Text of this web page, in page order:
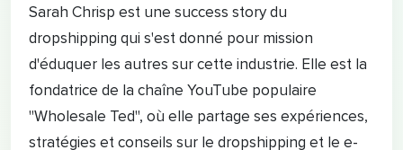
Sarah Chrisp est une success story du
dropshipping qui s'est donné pour mission
d'éduquer les autres sur cette industrie. Elle est la
fondatrice de la chaîne YouTube populaire
"Wholesale Ted", où elle partage ses expériences,
stratégies et conseils sur le dropshipping et le e-